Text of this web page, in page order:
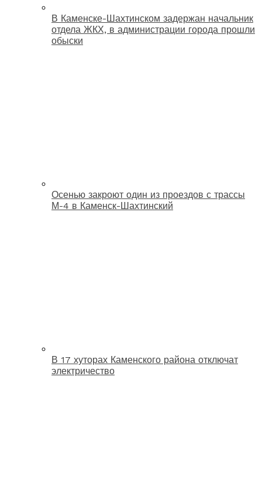
В Каменске-Шахтинском задержан начальник
отдела ЖКХ, в администрации города прошли
обыски
Осенью закроют один из проездов с трассы
М-4 в Каменск-Шахтинский
В 17 хуторах Каменского района отключат
электричество